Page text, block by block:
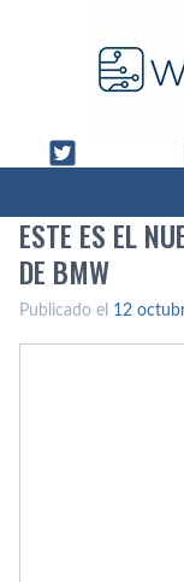
ESTE ES EL
DE BMW
Publicado el 12